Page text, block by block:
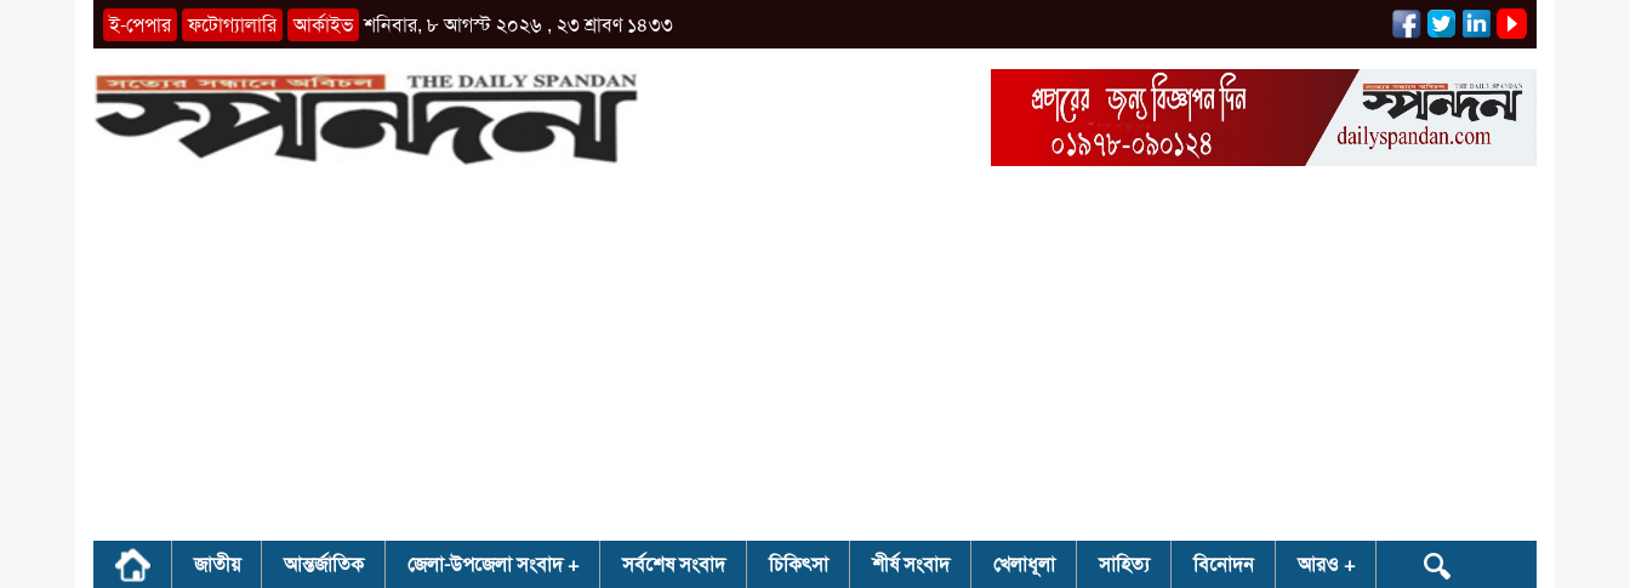
ই-পেপার ফটোগ্যালারি আর্কাইভ শনিবার, ৮ আগস্ট ২০২৬ , ২৩ শ্রাবণ ১৪৩৩
জাতীয় আন্তর্জাতিক জেলা-উপজেলা সংবাদ সর্বশেষ সংবাদ চিকিৎসা শীর্ষ সংবাদ খেলাধূলা সাহিত্য বিনোদন আরও 🔍